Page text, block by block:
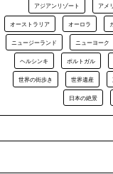
アジアンリゾート アメ
オーストラリア オーロラ
ニュージーランド ニューヨーク
ヘルシンキ ポルトガル
世界の街歩き 世界遺産
日本の絶景